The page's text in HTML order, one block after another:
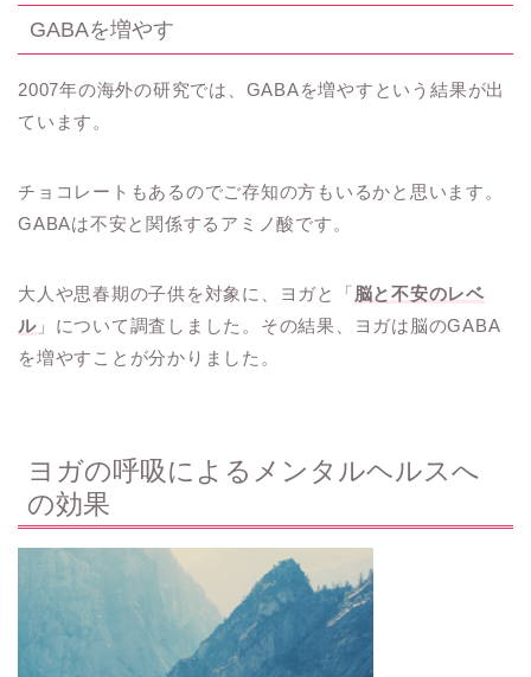
GABAを増やす
2007年の海外の研究では、GABAを増やすという結果が出
ています。
チョコレートもあるのでご存知の方もいるかと思います。
GABAは不安と関係するアミノ酸です。
大人や思春期の子供を対象に、ヨガと「脳と不安のレベ
ル」について調査しました。その結果、ヨガは脳のGABA
を増やすことが分かりました。
ヨガの呼吸によるメンタルヘルスへ
の効果